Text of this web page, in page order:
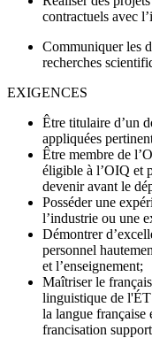
contractuels avec
Communiquer les
recherches
EXIGENCES
Être titulaire d’un
appliquées
Être membre de
éligible à l’OIQ et
devenir avant le
Posséder une
l’industrie ou une
Démontrer
personnel
et l’enseignement;
Maîtriser le
linguistique de
la langue française
francisation